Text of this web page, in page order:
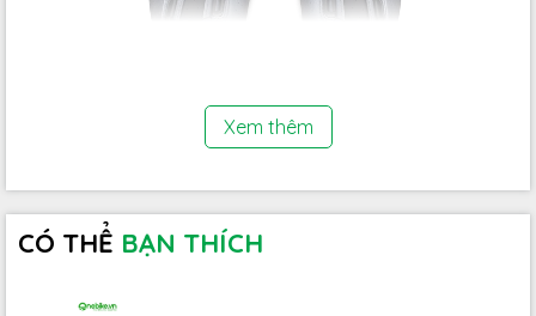
Xem thêm
CÓ THỂ BẠN THÍCH